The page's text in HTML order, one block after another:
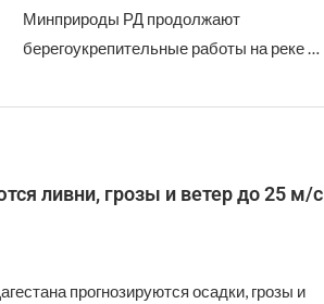
Минприроды РД продолжают
берегоукрепительные работы на реке …
ливни, грозы и ветер до 25 м/с
прогнозируются осадки, грозы и